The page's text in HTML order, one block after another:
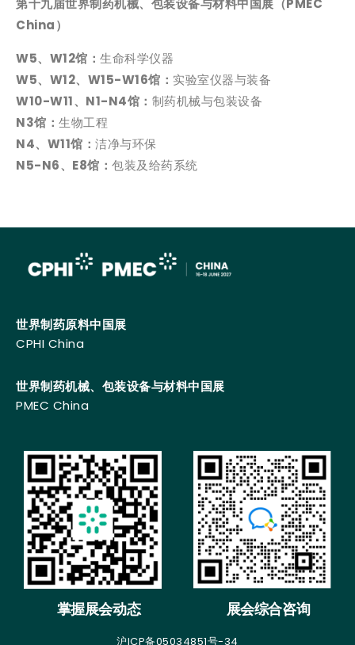
第十九届世界制药机械、包装设备与材料中国展（PMEC
China）
W5、W12馆： 生命科学仪器
W5、W12、 W15-W16馆： 实验室仪器与装备
W10-W11、N1-N4馆： 制药机械与包装设备
N3馆： 生物工程
N4、W11馆： 洁净与环保
N5-N6、E8馆： 包装及给药系统
世界制药原料中国展
CPHI China
世界制药机械、包装设备与材料中国展
PMEC China
掌握展会动态 展会综合咨询
沪ICP备05034851号-34